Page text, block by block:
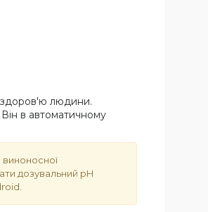
здоров'ю людини.
в автоматичному
виноносної
дозувальний pH